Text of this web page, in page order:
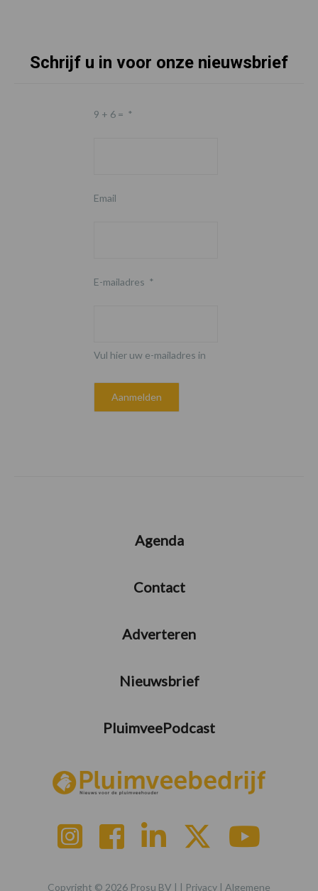
Schrijf u in voor onze nieuwsbrief
9 + 6 = *
Email
E-mailadres *
Vul hier uw e-mailadres in
Agenda
Contact
Adverteren
Nieuwsbrief
PluimveePodcast
Copyright © 2026 Prosu BV | | Privacy | Algemene